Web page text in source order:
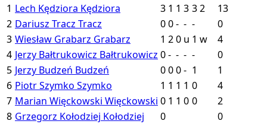
1 Lech Kędziora Kędziora 3 1 1 3 32
13
2 Dariusz Tracz Tracz 00- - -
0
3 Wiesław Grabarz Grabarz 1 20 u 1 w
4
4 Jerzy Bałtrukowicz Bałtrukowicz 0- - - -
0
5 Jerzy Budzeń Budzeń 000- 1
1
6 Piotr Szymko Szymko 1 1 1 1 0
4
7 Marian Więckowski Więckowski 0 1 1 0 0
2
8 Grzegorz Kołodziej Kołodziej 0
0